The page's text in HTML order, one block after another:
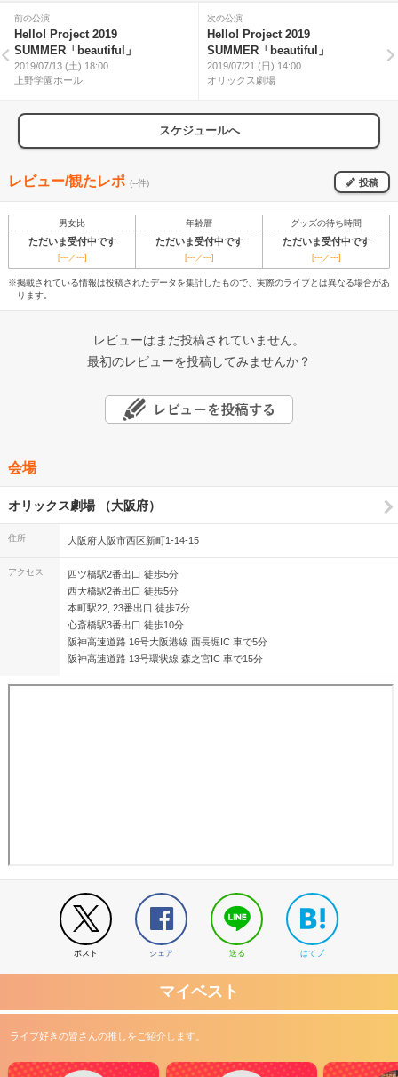
前の公演
Hello! Project 2019
SUMMER「beautiful」
2019/07/13 (土) 18:00
上野学園ホール
次の公演
Hello! Project 2019
SUMMER「beautiful」
2019/07/21 (日) 14:00
オリックス劇場
スケジュールへ
レビュー/観たレポ (--件) 投稿
男女比 年齢層 グッズの待ち時間
ただいま受付中です ただいま受付中です ただいま受付中です
[---／---] [---／---] [---／---]
※掲載されている情報は投稿されたデータを集計したもので、実際のライブとは異なる場合があ
ります。
レビューはまだ投稿されていません。
最初のレビューを投稿してみませんか？
会場
オリックス劇場 （大阪府）
住所 大阪府大阪市西区新町1-14-15
アクセス
四ツ橋駅2番出口 徒歩5分
西大橋駅2番出口 徒歩5分
本町駅22, 23番出口 徒歩7分
心斎橋駅3番出口 徒歩10分
阪神高速道路 16号大阪港線 西長堀IC 車で5分
阪神高速道路 13号環状線 森之宮IC 車で15分
ポスト シェア 送る はてブ
マイベスト
ライブ好きの皆さんの推しをご紹介します。